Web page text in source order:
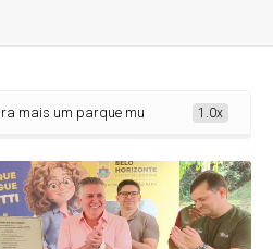
parque municipal em Belo Horizonte
1.0x